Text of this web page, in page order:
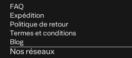
FAQ
Expédition
Politique de retour
Termes et conditions
Blog
Nos réseaux